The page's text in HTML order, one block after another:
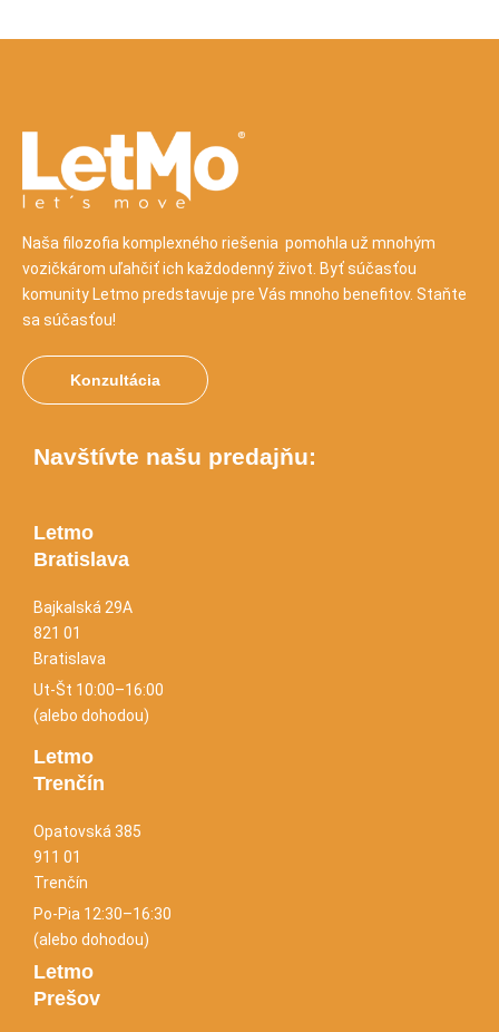
Naša filozofia komplexného riešenia pomohla už mnohým
vozičkárom uľahčiť ich každodenný život. Byť súčasťou
komunity Letmo predstavuje pre Vás mnoho benefitov. Staňte
sa súčasťou!
Konzultácia
Navštívte našu predajňu:
Letmo
Bratislava
Bajkalská 29A
821 01
Bratislava
Ut-Št 10:00–16:00
(alebo dohodou)
Letmo
Trenčín
Opatovská 385
911 01
Trenčín
Po-Pia 12:30–16:30
(alebo dohodou)
Letmo
Prešov